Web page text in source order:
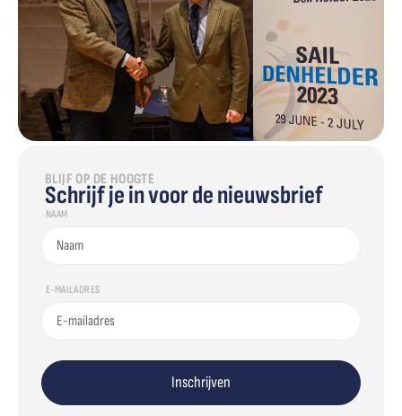
BLIJF OP DE HOOGTE
Schrijf je in voor de nieuwsbrief
NAAM
E-MAILADRES
Inschrijven